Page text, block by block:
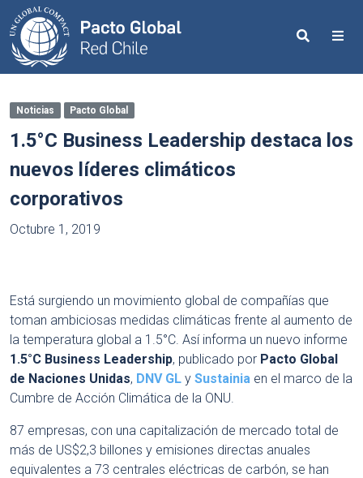
Search
Noticias Pacto Global
1.5°C Business Leadership destaca los
nuevos líderes climáticos
corporativos
Octubre 1, 2019
Está surgiendo un movimiento global de compañías que
toman ambiciosas medidas climáticas frente al aumento de
la temperatura global a 1.5°C. Así informa un nuevo informe
1.5°C Business Leadership, publicado por Pacto Global
de Naciones Unidas, DNV GL y Sustainia en el marco de la
Cumbre de Acción Climática de la ONU.
87 empresas, con una capitalización de mercado total de
más de US$2,3 billones y emisiones directas anuales
equivalentes a 73 centrales eléctricas de carbón, se han